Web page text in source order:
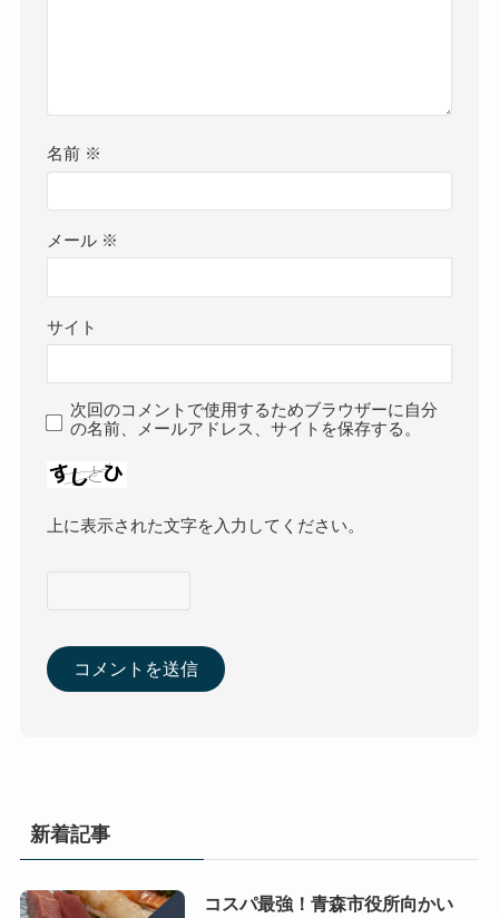
名前 ※
メール ※
サイト
次回のコメントで使用するためブラウザーに自分
の名前、メールアドレス、サイトを保存する。
上に表示された文字を入力してください。
新着記事
コスパ最強！青森市役所向かい